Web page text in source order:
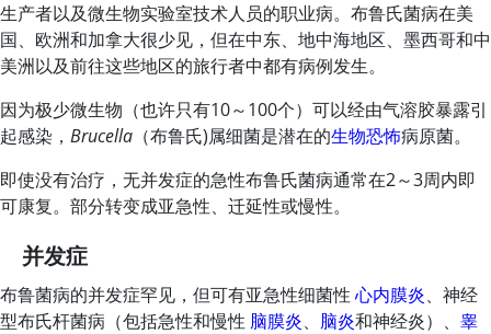
生产者以及微生物实验室技术人员的职业病。布鲁氏菌病在美
国、欧洲和加拿大很少见，但在中东、地中海地区、墨西哥和中
美洲以及前往这些地区的旅行者中都有病例发生。
因为极少微生物（也许只有10～100个）可以经由气溶胶暴露引
起感染， Brucella （布鲁氏)属细菌是潜在的生物恐怖病原菌。
即使没有治疗，无并发症的急性布鲁氏菌病通常在2～3周内即
可康复。部分转变成亚急性、迁延性或慢性。
并发症
布鲁菌病的并发症罕见，但可有亚急性细菌性 心内膜炎、神经
型布氏杆菌病（包括急性和慢性 脑膜炎、 脑炎和神经炎）、 睾